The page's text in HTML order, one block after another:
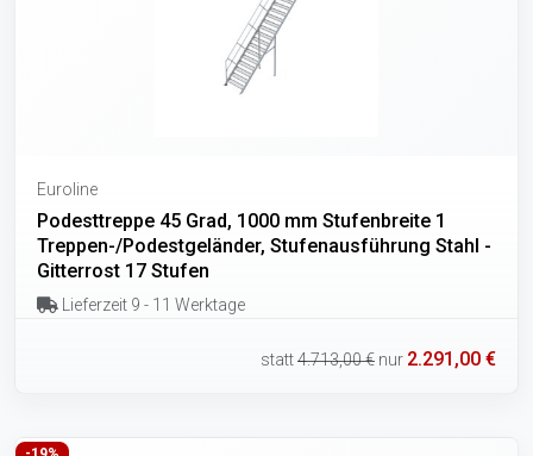
Euroline
Podesttreppe 45 Grad, 1000 mm Stufenbreite 1
Treppen-/Podestgeländer, Stufenausführung Stahl -
Gitterrost 17 Stufen
Lieferzeit 9 - 11 Werktage
statt4.713,00 € nur 2.291,00 €